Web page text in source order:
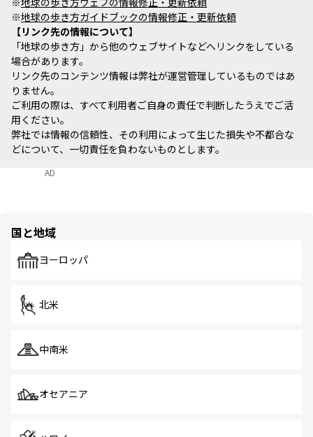
※地球の歩き方ガイドブックの情報修正・更新依頼
リンク先の情報について
「地球の歩き方」から他のウェブサイトなどへリンクをしている
場合があります。
リンク先のコンテンツ情報は弊社が運営管理しているものではあ
りません。
ご利用の際は、すべて利用者ご自身の責任で判断したうえでご活
用ください。
弊社では情報の信頼性、その利用によって生じた損失や不都合な
どについて、一切責任を負わないものとします。
AD
国と地域
ヨーロッパ
北米
中南米
オセアニア